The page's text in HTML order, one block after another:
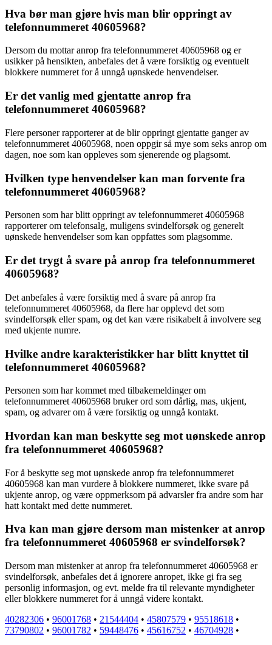
Hva bør man gjøre hvis man blir oppringt av
telefonnummeret 40605968?
Dersom du mottar anrop fra telefonnummeret 40605968 og er
usikker på hensikten, anbefales det å være forsiktig og eventuelt
blokkere nummeret for å unngå uønskede henvendelser.
Er det vanlig med gjentatte anrop fra
telefonnummeret 40605968?
Flere personer rapporterer at de blir oppringt gjentatte ganger av
telefonnummeret 40605968, noen oppgir så mye som seks anrop om
dagen, noe som kan oppleves som sjenerende og plagsomt.
Hvilken type henvendelser kan man forvente fra
telefonnummeret 40605968?
Personen som har blitt oppringt av telefonnummeret 40605968
rapporterer om telefonsalg, muligens svindelforsøk og generelt
uønskede henvendelser som kan oppfattes som plagsomme.
Er det trygt å svare på anrop fra telefonnummeret
40605968?
Det anbefales å være forsiktig med å svare på anrop fra
telefonnummeret 40605968, da flere har opplevd det som
svindelforsøk eller spam, og det kan være risikabelt å involvere seg
med ukjente numre.
Hvilke andre karakteristikker har blitt knyttet til
telefonnummeret 40605968?
Personen som har kommet med tilbakemeldinger om
telefonnummeret 40605968 bruker ord som dårlig, mas, ukjent,
spam, og advarer om å være forsiktig og unngå kontakt.
Hvordan kan man beskytte seg mot uønskede anrop
fra telefonnummeret 40605968?
For å beskytte seg mot uønskede anrop fra telefonnummeret
40605968 kan man vurdere å blokkere nummeret, ikke svare på
ukjente anrop, og være oppmerksom på advarsler fra andre som har
hatt kontakt med dette nummeret.
Hva kan man gjøre dersom man mistenker at anrop
fra telefonnummeret 40605968 er svindelforsøk?
Dersom man mistenker at anrop fra telefonnummeret 40605968 er
svindelforsøk, anbefales det å ignorere anropet, ikke gi fra seg
personlig informasjon, og evt. melde fra til relevante myndigheter
eller blokkere nummeret for å unngå videre kontakt.
40282306 • 96001768 • 21544404 • 45807579 • 95518618 •
73790802 • 96001782 • 59448476 • 45616752 • 46704928 •